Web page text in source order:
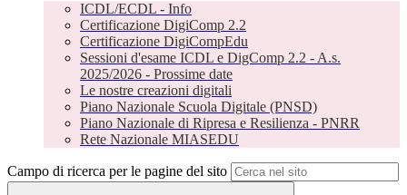
ICDL/ECDL - Info
Certificazione DigiComp 2.2
Certificazione DigiCompEdu
Sessioni d'esame ICDL e DigComp 2.2 - A.s.
2025/2026 - Prossime date
Le nostre creazioni digitali
Piano Nazionale Scuola Digitale (PNSD)
Piano Nazionale di Ripresa e Resilienza - PNRR
Rete Nazionale MIASEDU
Campo di ricerca per le pagine del sito